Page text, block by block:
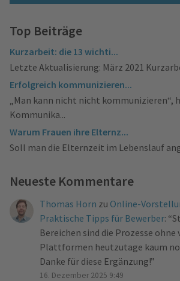
Top Beiträge
Kurzarbeit: die 13 wichti...
Letzte Aktualisierung: März 2021
Erfolgreich kommunizieren...
„Man kann nicht nicht kommunizieren“,
Kommunika...
Warum Frauen ihre Elternz...
Soll man die Elternzeit im Lebenslauf
Neueste Kommentare
Thomas Horn zu Online-
Praktische Tipps für Bewerber: “
Bereichen sind die Prozesse
Plattformen heutzutage kaum
Danke für diese Ergänzung!”
16. Dezember 2025 9:49